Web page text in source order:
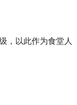
，以此作为食堂人